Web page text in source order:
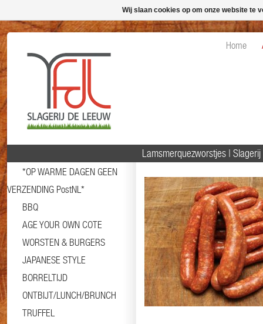
Home
*OP WARME DAGEN GEEN
VERZENDING PostNL*
BBQ
AGE YOUR OWN COTE
WORSTEN & BURGERS
JAPANESE STYLE
BORRELTIJD
ONTBIJT/LUNCH/BRUNCH
TRUFFEL
Lamsmerquezworstjes |
Wij slaan cookies op om onze website te